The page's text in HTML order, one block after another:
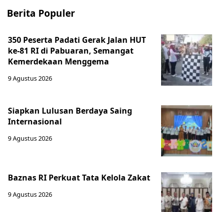
Berita Populer
350 Peserta Padati Gerak Jalan HUT
ke-81 RI di Pabuaran, Semangat
Kemerdekaan Menggema
9 Agustus 2026
Siapkan Lulusan Berdaya Saing
Internasional
9 Agustus 2026
Baznas RI Perkuat Tata Kelola Zakat
9 Agustus 2026